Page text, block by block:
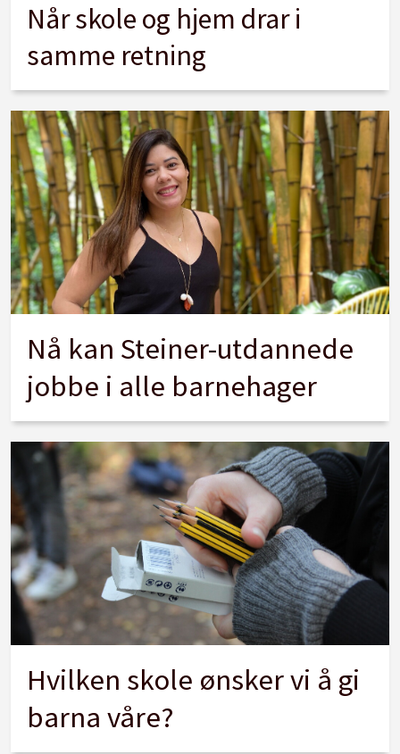
Når skole og hjem drar i
samme retning
Nå kan Steiner-utdannede
jobbe i alle barnehager
Hvilken skole ønsker vi å gi
barna våre?